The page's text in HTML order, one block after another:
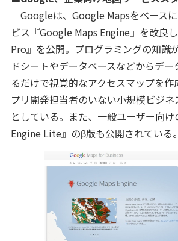
Googleは、Google Mapsをベース
ビス『Google Maps Engine』を改良
Pro』を公開。プログラミングの知識
ドシートやデータベースなどからデ
るだけで視覚的なアクセスマップを
プリ開発担当者のいない小規模ビジ
としている。また、一般ユーザー向
Engine Lite』のβ版も公開されている